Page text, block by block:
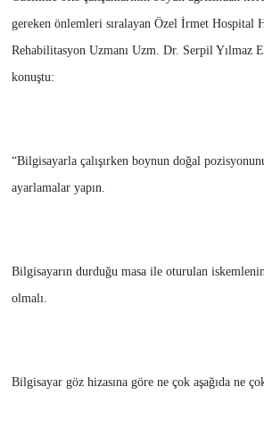
gereken önlemleri sıralayan Özel İrmet Hospital
Rehabilitasyon Uzmanı Uzm. Dr. Serpil Yılmaz
konuştu:
“Bilgisayarla çalışırken boynun doğal
ayarlamalar yapın.
Bilgisayarın durduğu masa ile oturulan
olmalı.
Bilgisayar göz hizasına göre ne çok aşağıda ne